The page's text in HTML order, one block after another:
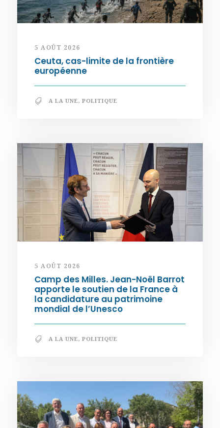
5 AOÛT 2026
Ceuta, cas-limite de la frontière
européenne
A LA UNE, POLITIQUE
5 AOÛT 2026
Camp des Milles. Jean-Noël Barrot
apporte le soutien de la France à
la candidature au patrimoine
mondial de l’Unesco
A LA UNE, POLITIQUE